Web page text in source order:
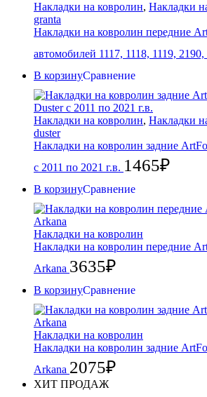
Накладки на ковролин, Накладки
granta
Накладки на ковролин передние
автомобилей 1117, 1118, 1119, 2190,
В корзинуСравнение
Накладки на ковролин, Накладки
duster
Накладки на ковролин задние
с 2011 по 2021 г.в. 1465₽
В корзинуСравнение
Накладки на ковролин
Накладки на ковролин передние
Arkana 3635₽
В корзинуСравнение
Накладки на ковролин
Накладки на ковролин задние
Arkana 2075₽
ХИТ ПРОДАЖ